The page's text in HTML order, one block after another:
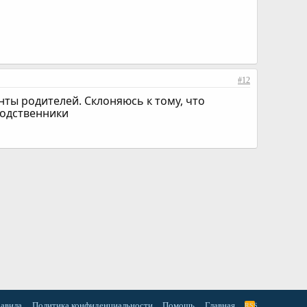
#12
родителей. Склоняюсь к тому, что
RSS